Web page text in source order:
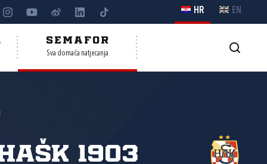
HR EN
SEMAFOR
Sva domaća natjecanja
1903